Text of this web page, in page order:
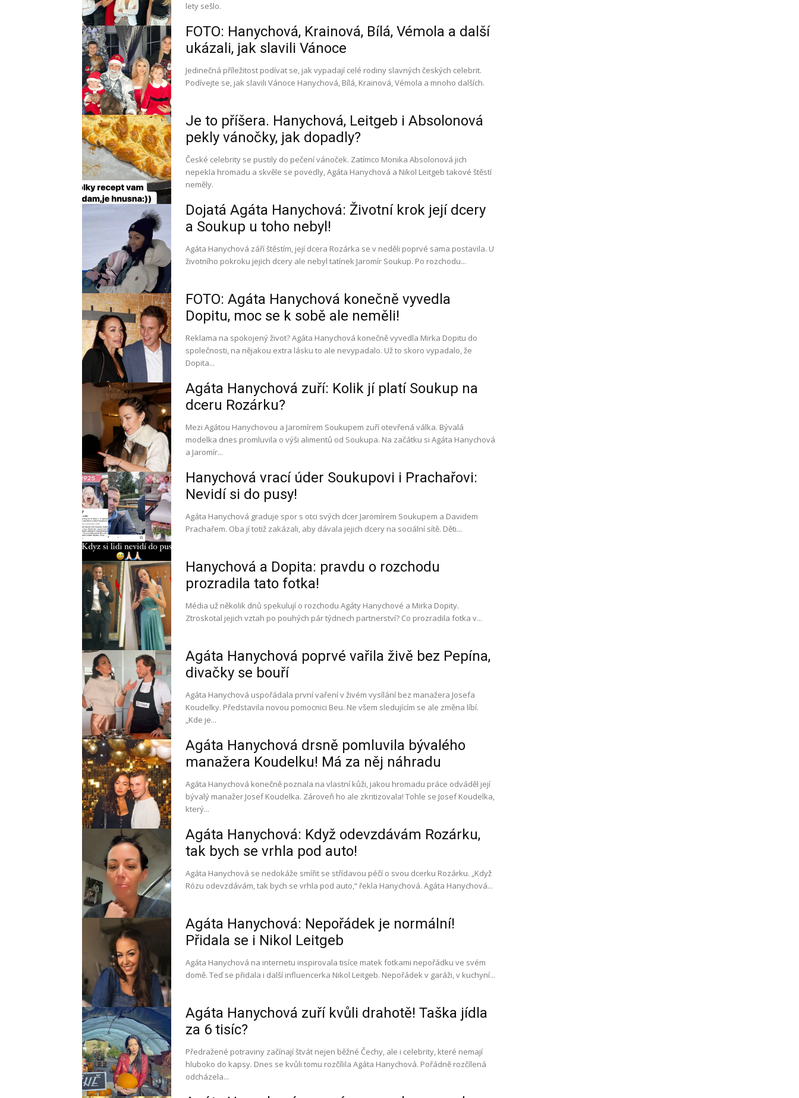
lety sešlo.
FOTO: Hanychová, Krainová, Bílá, Vémola a další
ukázali, jak slavili Vánoce
Jedinečná příležitost podívat se, jak vypadají celé rodiny slavných českých celebrit.
Podívejte se, jak slavili Vánoce Hanychová, Bílá, Krainová, Vémola a mnoho dalších.
Je to příšera. Hanychová, Leitgeb i Absolonová
pekly vánočky, jak dopadly?
České celebrity se pustily do pečení vánoček. Zatímco Monika Absolonová jich
nepekla hromadu a skvěle se povedly, Agáta Hanychová a Nikol Leitgeb takové štěstí
neměly.
Dojatá Agáta Hanychová: Životní krok její dcery
a Soukup u toho nebyl!
Agáta Hanychová září štěstím, její dcera Rozárka se v neděli poprvé sama postavila. U
životního pokroku jejich dcery ale nebyl tatínek Jaromír Soukup. Po rozchodu...
FOTO: Agáta Hanychová konečně vyvedla
Dopitu, moc se k sobě ale neměli!
Reklama na spokojený život? Agáta Hanychová konečně vyvedla Mirka Dopitu do
společnosti, na nějakou extra lásku to ale nevypadalo. Už to skoro vypadalo, že
Dopita...
Agáta Hanychová zuří: Kolik jí platí Soukup na
dceru Rozárku?
Mezi Agátou Hanychovou a Jaromírem Soukupem zuří otevřená válka. Bývalá
modelka dnes promluvila o výši alimentů od Soukupa. Na začátku si Agáta Hanychová
a Jaromír...
Hanychová vrací úder Soukupovi i Prachařovi:
Nevidí si do pusy!
Agáta Hanychová graduje spor s otci svých dcer Jaromírem Soukupem a Davidem
Prachařem. Oba jí totiž zakázali, aby dávala jejich dcery na sociální sítě. Děti...
Hanychová a Dopita: pravdu o rozchodu
prozradila tato fotka!
Média už několik dnů spekulují o rozchodu Agáty Hanychové a Mirka Dopity.
Ztroskotal jejich vztah po pouhých pár týdnech partnerství? Co prozradila fotka v...
Agáta Hanychová poprvé vařila živě bez Pepína,
divačky se bouří
Agáta Hanychová uspořádala první vaření v živém vysílání bez manažera Josefa
Koudelky. Představila novou pomocnici Beu. Ne všem sledujícím se ale změna líbí.
„Kde je...
Agáta Hanychová drsně pomluvila bývalého
manažera Koudelku! Má za něj náhradu
Agáta Hanychová konečně poznala na vlastní kůži, jakou hromadu práce odváděl její
bývalý manažer Josef Koudelka. Zároveň ho ale zkritizovala! Tohle se Josef Koudelka,
který...
Agáta Hanychová: Když odevzdávám Rozárku,
tak bych se vrhla pod auto!
Agáta Hanychová se nedokáže smířit se střídavou péčí o svou dcerku Rozárku. „Když
Rózu odevzdávám, tak bych se vrhla pod auto,“ řekla Hanychová. Agáta Hanychová...
Agáta Hanychová: Nepořádek je normální!
Přidala se i Nikol Leitgeb
Agáta Hanychová na internetu inspirovala tisíce matek fotkami nepořádku ve svém
domě. Teď se přidala i další influencerka Nikol Leitgeb. Nepořádek v garáži, v kuchyní...
Agáta Hanychová zuří kvůli drahotě! Taška jídla
za 6 tisíc?
Předražené potraviny začínají štvát nejen běžné Čechy, ale i celebrity, které nemají
hluboko do kapsy. Dnes se kvůli tomu rozčílila Agáta Hanychová. Pořádně rozčílená
odcházela...